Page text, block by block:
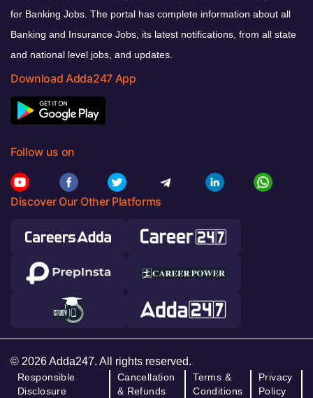
for Banking Jobs. The portal has complete information about all
Banking and Insurance Jobs, its latest notifications, from all state
and national level jobs, and updates.
Download Adda247 App
Follow us on
Discover Our Other Platforms
© 2026 Adda247. All rights reserved.
Responsible
Disclosure
Cancellation
& Refunds
Terms &
Conditions
Privacy
Policy